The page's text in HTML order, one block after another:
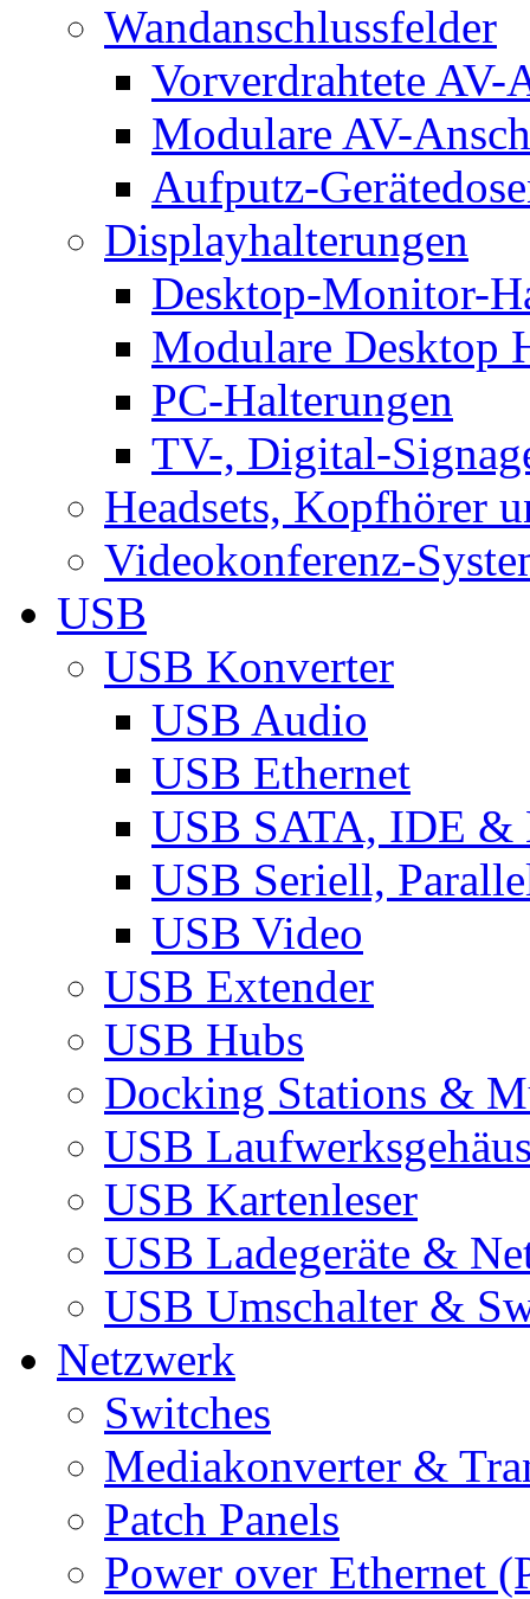
Wandanschlussfelder
Vorverdrahtete AV-
Modulare AV-
Aufputz-
Displayhalterungen
Desktop-Monitor-
Modulare Desktop
PC-Halterungen
TV-, Digital-
Headsets, Kopfhörer
Videokonferenz-
USB
USB Konverter
USB Audio
USB Ethernet
USB SATA, IDE &
USB Seriell,
USB Video
USB Extender
USB Hubs
Docking Stations &
USB
USB Kartenleser
USB Ladegeräte &
USB Umschalter &
Netzwerk
Switches
Mediakonverter &
Patch Panels
Power over Ethernet